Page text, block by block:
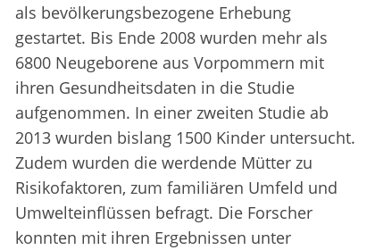
als bevölkerungsbezogene Erhebung
gestartet. Bis Ende 2008 wurden mehr als
6800 Neugeborene aus Vorpommern mit
ihren Gesundheitsdaten in die Studie
aufgenommen. In einer zweiten Studie ab
2013 wurden bislang 1500 Kinder untersucht.
Zudem wurden die werdende Mütter zu
Risikofaktoren, zum familiären Umfeld und
Umwelteinflüssen befragt. Die Forscher
konnten mit ihren Ergebnissen unter